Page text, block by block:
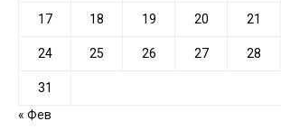
17 18 19 20 21
24 25 26 27 28
31
« Фев